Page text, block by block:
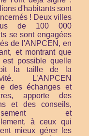
d'habitants sont
! Deux villes
de 100 000
se sont engagées
de l'ANPCEN, en
et montrant que
est possible quelle
la taille de la
L’ANPCEN
des échanges et
apporte des
et des conseils,
et
à ceux qui
mieux gérer les